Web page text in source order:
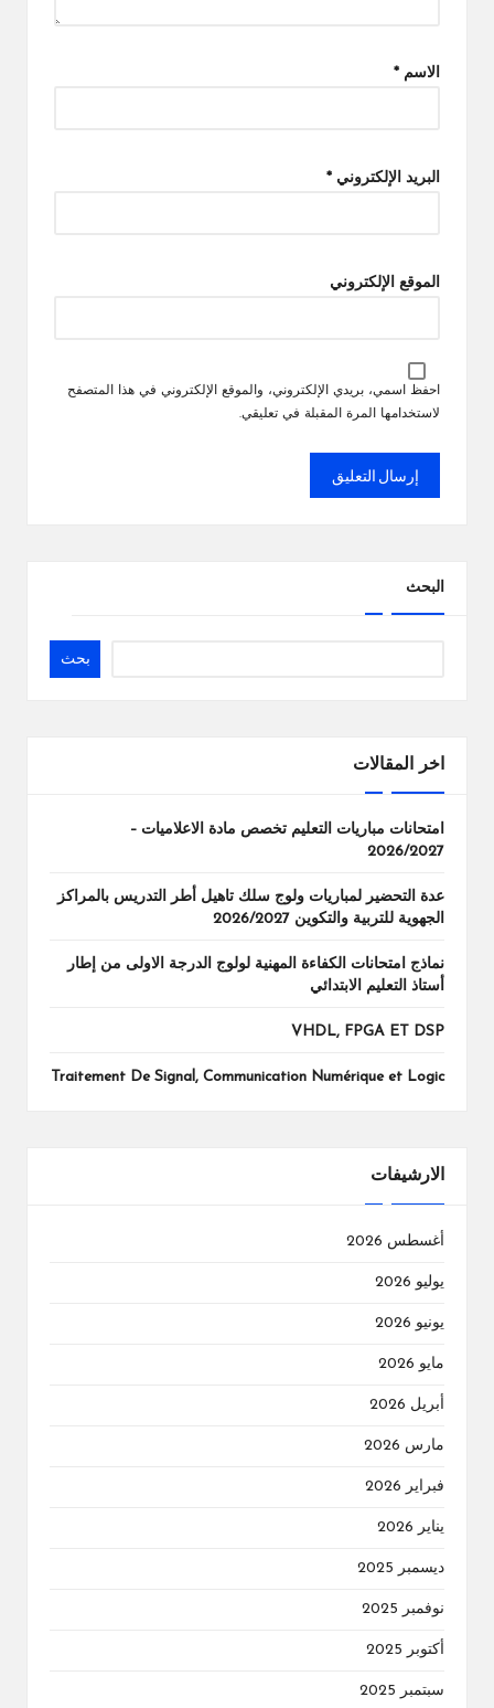
الاسم *
البريد الإلكتروني *
الموقع الإلكتروني
احفظ اسمي، بريدي الإلكتروني، والموقع الإلكتروني في هذا المتصفح
لاستخدامها المرة المقبلة في تعليقي.
البحث
بحث
اخر المقالات
امتحانات مباريات التعليم تخصص مادة الاعلاميات –
2026/2027
عدة التحضير لمباريات ولوج سلك تاهيل أطر التدريس بالمراكز
الجهوية للتربية والتكوين 2026/2027
نماذج امتحانات الكفاءة المهنية لولوج الدرجة الاولى من إطار
أستاذ التعليم الابتدائي
VHDL, FPGA ET DSP
Traitement De Signal, Communication Numérique et Logic
الارشيفات
أغسطس 2026
يوليو 2026
يونيو 2026
مايو 2026
أبريل 2026
مارس 2026
فبراير 2026
يناير 2026
ديسمبر 2025
نوفمبر 2025
أكتوبر 2025
سبتمبر 2025